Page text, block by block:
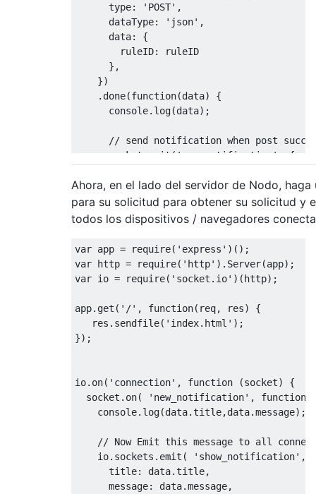
      type: 'POST',
      dataType: 'json',
      data: {
        ruleID: ruleID
      },
    })
    .done(function(data) {
      console.log(data);
// send notification when post
      socket.emit('new_notification', {
        title: title,
        icon: icon,
      });
    .fail(function() {
      console.log("error");
// send notification when post
      socket.emit('new_notification', {
        message: 'Messge was failed',
      });
    })
    .always(function() {
      console.log("complete");
    });
Ahora, en el lado del servidor de Nodo,
para su solicitud para obtener su solicitud y
todos los dispositivos / navegadores
var app = require( 'express' )();
var http = require( 'http' ). Server(app);
var io = require( 'socket.io' )(http);
app. get ( '/' , function( req, res)
{
   res
. sendfile( 'index.html' );
});
io. on( 'connection' , function (socket)
{
  socket
. on( 'new_notification' , function
    console
. log(data.title,data.message);
// Now Emit this message to all
    io
. sockets . emit ( 'show_notification' ,
      title
: data.title,
      message
: data.message,